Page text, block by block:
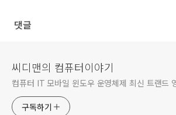
댓글
씨디맨의 컴퓨터이야기
컴퓨터 IT 모바일 윈도우 운영체제 최신 트랜드
구독하기